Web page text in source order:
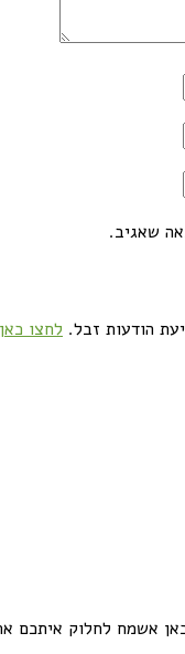
שאגיב.
הודעות זבל. לחצו
אשמח לחלוק איתכם